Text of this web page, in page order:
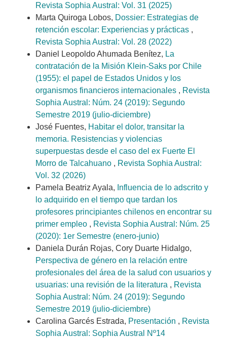
Revista Sophia Austral: Vol. 31 (2025)
Marta Quiroga Lobos, Dossier: Estrategias de
retención escolar: Experiencias y prácticas ,
Revista Sophia Austral: Vol. 28 (2022)
Daniel Leopoldo Ahumada Benítez, La
contratación de la Misión Klein-Saks por Chile
(1955): el papel de Estados Unidos y los
organismos financieros internacionales , Revista
Sophia Austral: Núm. 24 (2019): Segundo
Semestre 2019 (julio-diciembre)
José Fuentes, Habitar el dolor, transitar la
memoria. Resistencias y violencias
superpuestas desde el caso del ex Fuerte El
Morro de Talcahuano , Revista Sophia Austral:
Vol. 32 (2026)
Pamela Beatriz Ayala, Influencia de lo adscrito y
lo adquirido en el tiempo que tardan los
profesores principiantes chilenos en encontrar su
primer empleo , Revista Sophia Austral: Núm. 25
(2020): 1er Semestre (enero-junio)
Daniela Durán Rojas, Cory Duarte Hidalgo,
Perspectiva de género en la relación entre
profesionales del área de la salud con usuarios y
usuarias: una revisión de la literatura , Revista
Sophia Austral: Núm. 24 (2019): Segundo
Semestre 2019 (julio-diciembre)
Carolina Garcés Estrada, Presentación , Revista
Sophia Austral: Sophia Austral Nº14